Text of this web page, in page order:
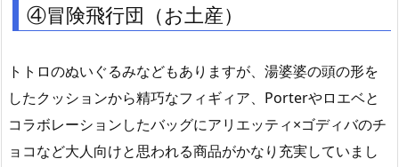
④冒険飛行団（お土産）
トトロのぬいぐるみなどもありますが、湯婆婆の頭の形を
したクッションから精巧なフィギィア、Porterやロエベと
コラボレーションしたバッグにアリエッティ×ゴディバのチ
ョコなど大人向けと思われる商品がかなり充実していまし